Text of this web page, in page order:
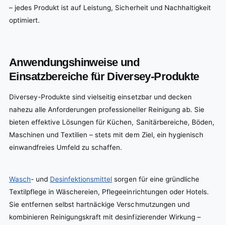
– jedes Produkt ist auf Leistung, Sicherheit und Nachhaltigkeit
optimiert.
Anwendungshinweise und
Einsatzbereiche für Diversey-Produkte
Diversey-Produkte sind vielseitig einsetzbar und decken
nahezu alle Anforderungen professioneller Reinigung ab. Sie
bieten effektive Lösungen für Küchen, Sanitärbereiche, Böden,
Maschinen und Textilien – stets mit dem Ziel, ein hygienisch
einwandfreies Umfeld zu schaffen.
Wasch- und Desinfektionsmittel sorgen für eine gründliche
Textilpflege in Wäschereien, Pflegeeinrichtungen oder Hotels.
Sie entfernen selbst hartnäckige Verschmutzungen und
kombinieren Reinigungskraft mit desinfizierender Wirkung –